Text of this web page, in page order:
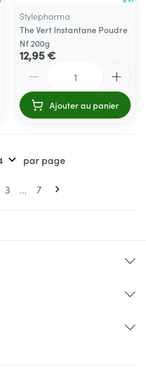
Stylepharma
The Vert Instantane Poudre
Nf 200g
12,95 €
Ajouter au panier
Pagesactuellement la page
Page
3 ... Page
7
par page